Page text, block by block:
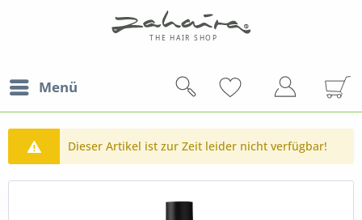
Menü
Dieser Artikel ist zur Zeit leider nicht verfügbar!